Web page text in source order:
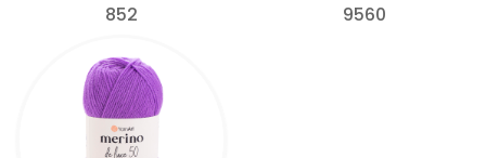
852 9560